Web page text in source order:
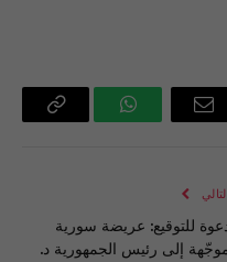
البريد
واتساب Copy
التالي
للتوقيع: عريضة سورية
إلى رئيس الجمهورية د.